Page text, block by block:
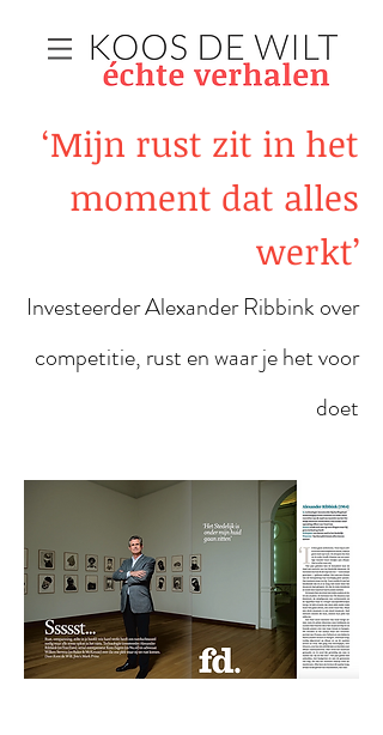
‘Mijn rust zit in het
moment dat alles
werkt’
Investeerder Alexander Ribbink over
competitie, rust en waar je het voor
doet